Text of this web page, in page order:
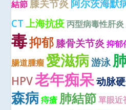
結節 膝关节炎 阿尔茨海默
CT 上海抗疫 丙型病毒性肝炎
毒抑郁膝骨关节炎 抑郁
腸道腫瘤 愛滋病游泳
HPV老年痴呆动脉
森病 痔瘡 肺結節 單眼近